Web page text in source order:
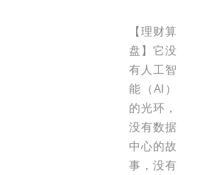
【理财算
盘】它没
有人工智
能（AI）
的光环，
没有数据
中心的故
事，没有